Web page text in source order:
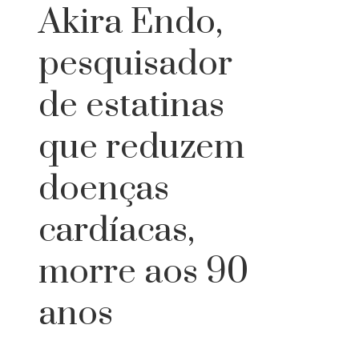
Akira Endo,
pesquisador
de estatinas
que reduzem
doenças
cardíacas,
morre aos 90
anos